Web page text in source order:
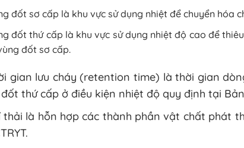
đốt sơ cấp là khu vực sử dụng nhiệt để chuyển hóa
đốt thứ cấp là khu vực sử dụng nhiệt độ cao để
đốt sơ cấp.
gian lưu cháy (retention time) là thời gian
thứ cấp ở điều kiện nhiệt độ quy định tại
thải là hỗn hợp các thành phần vật chất phát